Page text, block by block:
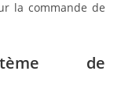
la commande de
de